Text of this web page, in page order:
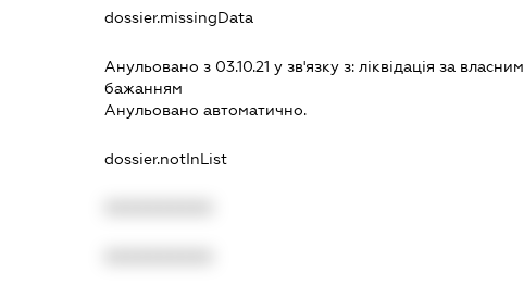
dossier.missingData
Анульовано з 03.10.21 у зв'язку з:лiквiдацiя за власним
бажанням
Анульовано автоматично.
dossier.notInList